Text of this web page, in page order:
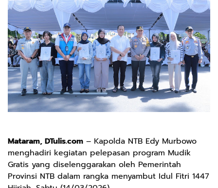
Mataram, DTulis.com – Kapolda NTB Edy Murbowo
menghadiri kegiatan pelepasan program Mudik
Gratis yang diselenggarakan oleh Pemerintah
Provinsi NTB dalam rangka menyambut Idul Fitri 1447